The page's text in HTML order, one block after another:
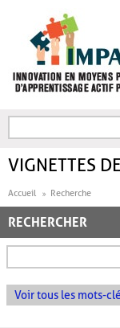
FORMULAIRE DE
VIGNETTES
Accueil Recherche
RECHERCHER
Voir tous les mots-